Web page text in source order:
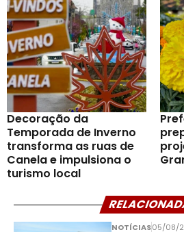
Decoração da
Temporada de Inverno
transforma as ruas de
Canela e impulsiona o
turismo local
NOTÍCIAS05/08/